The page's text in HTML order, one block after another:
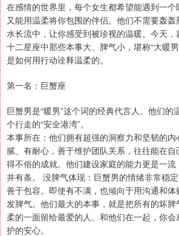
在感情的世界里，每个女生都希望能遇到一个
又能用温柔将你包围的伴侣。他们不需要轰
水长流中，让你感受到被珍视的温暖。今天，
十二星座中那些本事大、脾气小，堪称“大暖
是如何用行动诠释温柔的。
第一名：巨蟹座
巨蟹男是“暖男”这个词的经典代言人。他们的
个行走的“安全港湾”。
本事所在：他们拥有超强的洞察力和坚韧的
腻、有耐心，善于维护团队关系，往往能在
得不俗的成就。他们建设家庭的能力更是一
井有条。 没脾气体现：巨蟹男的情绪非常稳
善于包容。即使有不满，也倾向于用沟通和
发脾气。他们最大的本事，就是把所有的坏
柔的一面留给最爱的人。和他们在一起，你
护的安心。